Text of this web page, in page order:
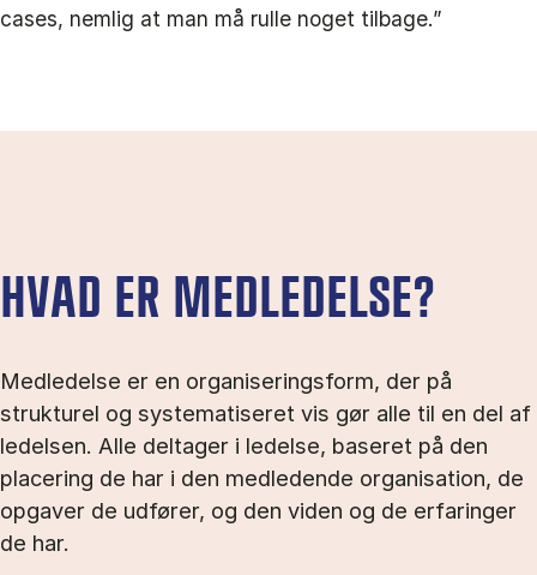
cases, nemlig at man må rulle noget tilbage.”
HVAD ER MEDLEDELSE?
Medledelse er en organiseringsform, der på
strukturel og systematiseret vis gør alle til en del af
ledelsen. Alle deltager i ledelse, baseret på den
placering de har i den medledende organisation, de
opgaver de udfører, og den viden og de erfaringer
de har.